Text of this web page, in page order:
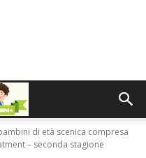
di età scenica compresa
– seconda stagione